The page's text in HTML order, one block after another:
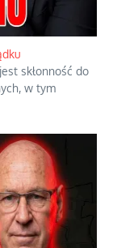
wspólnocie.